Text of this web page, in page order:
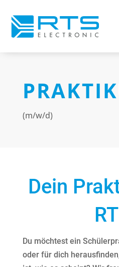
(m/w/d)
Dein
Du möchtest ein
oder für dich